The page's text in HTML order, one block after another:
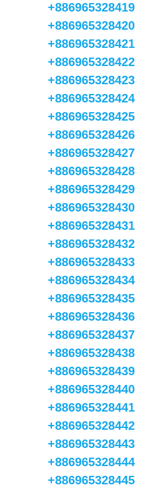
+886965328419
+886965328420
+886965328421
+886965328422
+886965328423
+886965328424
+886965328425
+886965328426
+886965328427
+886965328428
+886965328429
+886965328430
+886965328431
+886965328432
+886965328433
+886965328434
+886965328435
+886965328436
+886965328437
+886965328438
+886965328439
+886965328440
+886965328441
+886965328442
+886965328443
+886965328444
+886965328445